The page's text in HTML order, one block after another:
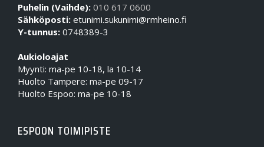
Puhelin (Vaihde): 010 617 0600
Sähköposti: etunimi.sukunimi@rmheino.fi
Y-tunnus: 0748389-3
Aukioloajat
Myynti: ma-pe 10-18, la 10-14
Huolto Tampere: ma-pe 09-17
Huolto Espoo: ma-pe 10-18
ESPOON TOIMIPISTE